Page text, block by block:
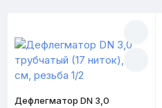
Дефлегматор DN 3,0